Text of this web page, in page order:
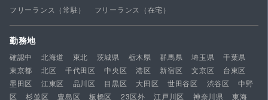
フリーランス（常駐） フリーランス（在宅）
勤務地
確認中 北海道 東北 茨城県 栃木県 群馬県 埼玉県
千葉県
東京都
北区 千代田区 中央区 港区 新宿区 文京区
台東区
墨田区
江東区 品川区 目黒区 大田区 世田谷区 渋谷区
中野
区
杉並区 豊島区 板橋区 23区外 江戸川区 神奈川県
東海